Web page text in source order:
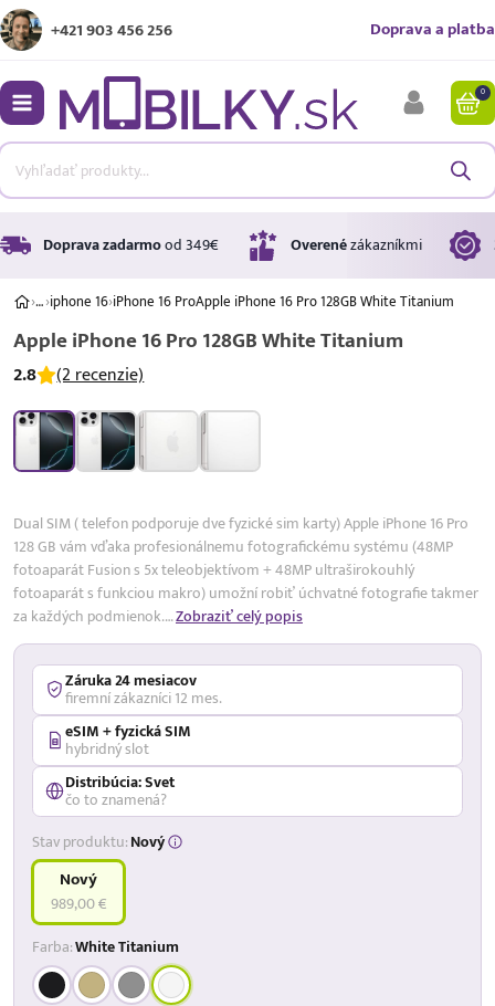
+421 903 456 256 Doprava a platba
0
Doprava zadarmood 349€ Overenézákazníkmi
›…›iphone 16›iPhone 16 ProApple iPhone 16 Pro 128GB White Titanium
Apple iPhone 16 Pro 128GB White Titanium
2.8 (2 recenzie)
A A ↑
G
Úrok
17,99 %
Dual SIM ( telefon podporuje dve fyzické sim karty) Apple iPhone 16 Pro
128 GB vám vďaka profesionálnemu fotografickému systému (48MP
fotoaparát Fusion s 5x teleobjektívom + 48MP ultraširokouhlý
fotoaparát s funkciou makro) umožní robiť úchvatné fotografie takmer
za každých podmienok.…Zobraziť celý popis
Záruka 24 mesiacov
firemní zákazníci 12 mes.
eSIM + fyzická SIM
hybridný slot
Distribúcia: Svet
čo to znamená?
Stav produktu:Nový
Nový
989,00 €
Farba:White Titanium